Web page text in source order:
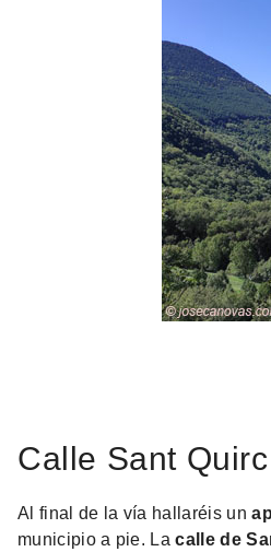
Calle Sant Quirc
Al final de la vía hallaréis un
municipio a pie. Lacalle de